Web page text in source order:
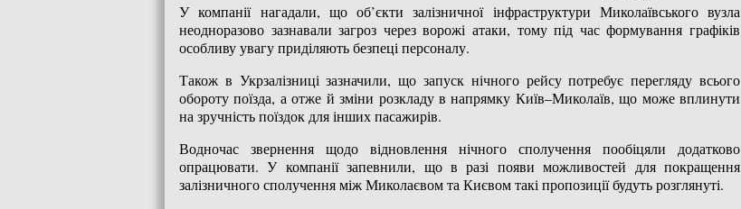
У компанії нагадали, що об’єкти залізничної інфраструктури Миколаївського вузла
неодноразово зазнавали загроз через ворожі атаки, тому під час формування графіків
особливу увагу приділяють безпеці персоналу.
Також в Укрзалізниці зазначили, що запуск нічного рейсу потребує перегляду всього
обороту поїзда, а отже й зміни розкладу в напрямку Київ–Миколаїв, що може вплинути
на зручність поїздок для інших пасажирів.
Водночас звернення щодо відновлення нічного сполучення пообіцяли додатково
опрацювати. У компанії запевнили, що в разі появи можливостей для покращення
залізничного сполучення між Миколаєвом та Києвом такі пропозиції будуть розглянуті.